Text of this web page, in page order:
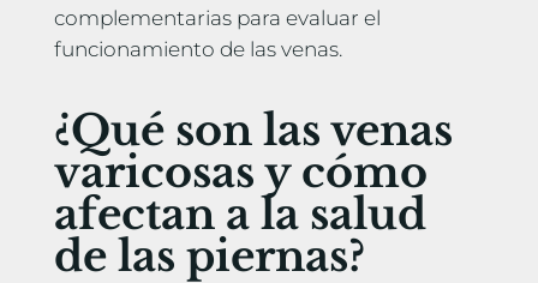
complementarias para evaluar el
funcionamiento de las venas.
¿Qué son las venas
varicosas y cómo
afectan a la salud
de las piernas?